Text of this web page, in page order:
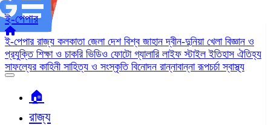
ই-পেপার
ই-পেপার রাজ্য কলকাতা জেলা দেশ বিশ্ব জাহানদ্বীন-দুনিয়া খেলা বিজ্ঞান ও
প্রযুক্তি শিক্ষা ও চাকরি ভিডিও ফোটো গ্যালারি লাইফ স্টাইলইতিহাস ঐতিহ্য
সাফল্যের কাহিনী সাহিত্য ও সংস্কৃতি বিনোদন রান্নাবান্নারূপচর্চাস্বাস্থ্য
🏠︎
রাজ্য